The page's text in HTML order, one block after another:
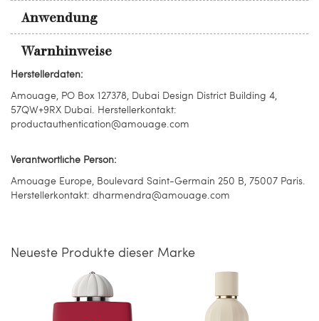
Anwendung
Warnhinweise
Herstellerdaten:
Amouage, PO Box 127378, Dubai Design District Building 4,
57QW+9RX Dubai. Herstellerkontakt:
productauthentication@amouage.com
Verantwortliche Person:
Amouage Europe, Boulevard Saint-Germain 250 B, 75007 Paris.
Herstellerkontakt: dharmendra@amouage.com
Neueste Produkte dieser Marke